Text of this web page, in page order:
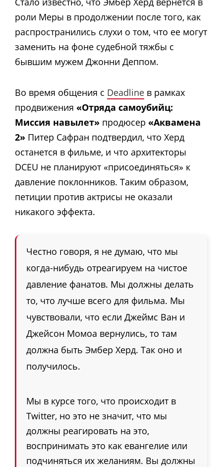
роли Меры в продолжении после того, как
распространились слухи о том, что ее могут
заменить на фоне судебной тяжбы с
бывшим мужем Джонни Деппом.
Во время общения с Deadline в рамках
продвижения «Отряда самоубийц:
Миссия навылет» продюсер «Аквамена
2» Питер Сафран подтвердил, что Херд
останется в фильме, и что архитекторы
DCEU не планируют «присоединяться» к
давление поклонников. Таким образом,
петиции против актрисы не оказали
никакого эффекта.
Честно говоря, я не думаю, что мы
когда-нибудь отреагируем на чистое
давление фанатов. Мы должны делать
то, что лучше всего для фильма. Мы
чувствовали, что если Джеймс Ван и
Джейсон Момоа вернулись, то там
должна быть Эмбер Херд. Так оно и
получилось.
Мы в курсе того, что происходит в
Twitter, но это не значит, что мы
должны реагировать на это,
воспринимать это как евангелие или
подчиняться их желаниям. Вы должны